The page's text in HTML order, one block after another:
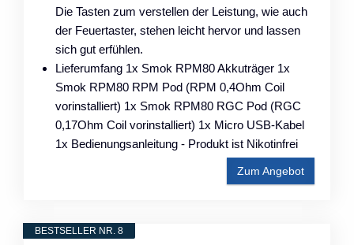
Die Tasten zum verstellen der Leistung, wie auch
der Feuertaster, stehen leicht hervor und lassen
sich gut erfühlen.
Lieferumfang 1x Smok RPM80 Akkuträger 1x
Smok RPM80 RPM Pod (RPM 0,4Ohm Coil
vorinstalliert) 1x Smok RPM80 RGC Pod (RGC
0,17Ohm Coil vorinstalliert) 1x Micro USB-Kabel
1x Bedienungsanleitung - Produkt ist Nikotinfrei
Zum Angebot
BESTSELLER NR. 8